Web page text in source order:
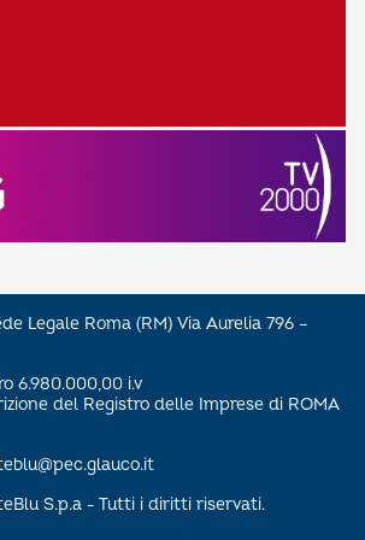
Legale Roma (RM) Via Aurelia 796 –
6.980.000,00 i.v
del Registro delle Imprese di ROMA
S.p.a - Tutti i diritti riservati.